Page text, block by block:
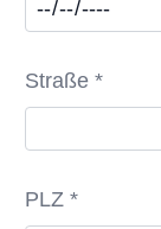
Straße *
PLZ *